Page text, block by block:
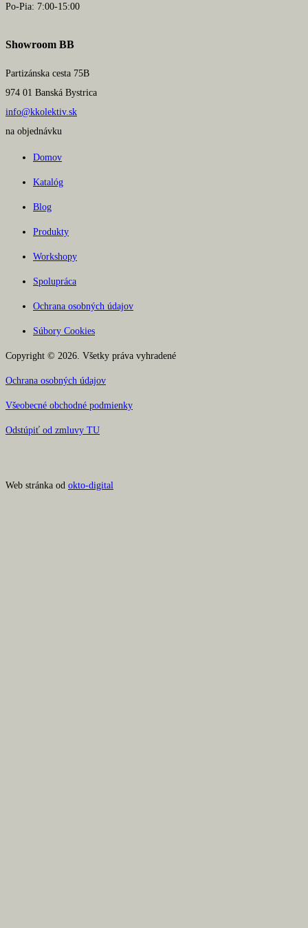
Po-Pia: 7:00-15:00
Showroom BB
Partizánska cesta 75B
974 01 Banská Bystrica
info@kkolektiv.sk
na objednávku
Domov
Katalóg
Blog
Produkty
Workshopy
Spolupráca
Ochrana osobných údajov
Súbory Cookies
Copyright © 2026. Všetky práva vyhradené
Ochrana osobných údajov
Všeobecné obchodné podmienky
Odstúpiť od zmluvy TU
Web stránka od okto-digital